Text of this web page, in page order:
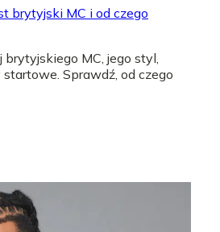
brytyjski MC i od czego
MC, jego styl,
Sprawdź, od czego